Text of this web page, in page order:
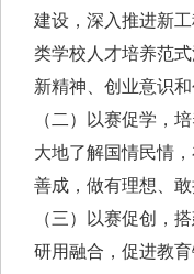
建设，深入推进新
类学校人才培养范
新精神、创业意识和
（二）以赛促学，
大地了解国情民情
善成，做有理想、
（三）以赛促创，
研用融合，促进教